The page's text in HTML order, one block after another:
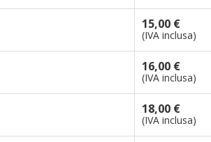
15,00 €
(IVA inclusa)
16,00 €
(IVA inclusa)
18,00 €
(IVA inclusa)